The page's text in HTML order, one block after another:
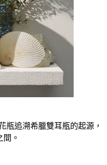
瓶追溯希臘雙耳瓶的起源，
。